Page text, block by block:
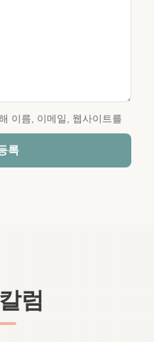
이름, 이메일, 웹사이트를
록
럼